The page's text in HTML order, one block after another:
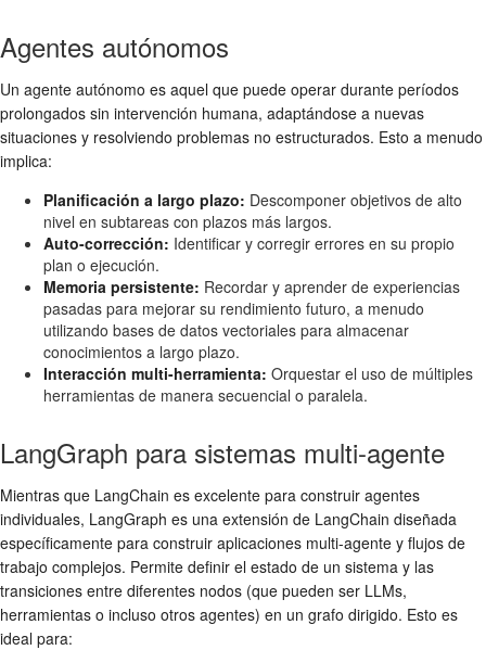
Agentes autónomos
Un agente autónomo es aquel que puede operar durante períodos
prolongados sin intervención humana, adaptándose a nuevas
situaciones y resolviendo problemas no estructurados. Esto a menudo
implica:
Planificación a largo plazo: Descomponer objetivos de alto
nivel en subtareas con plazos más largos.
Auto-corrección: Identificar y corregir errores en su propio
plan o ejecución.
Memoria persistente: Recordar y aprender de experiencias
pasadas para mejorar su rendimiento futuro, a menudo
utilizando bases de datos vectoriales para almacenar
conocimientos a largo plazo.
Interacción multi-herramienta: Orquestar el uso de múltiples
herramientas de manera secuencial o paralela.
LangGraph para sistemas multi-agente
Mientras que LangChain es excelente para construir agentes
individuales, LangGraph es una extensión de LangChain diseñada
específicamente para construir aplicaciones multi-agente y flujos de
trabajo complejos. Permite definir el estado de un sistema y las
transiciones entre diferentes nodos (que pueden ser LLMs,
herramientas o incluso otros agentes) en un grafo dirigido. Esto es
ideal para: